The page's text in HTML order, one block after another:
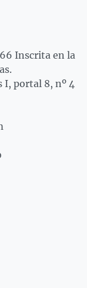
Inscrita en la
I, portal 8, nº 4